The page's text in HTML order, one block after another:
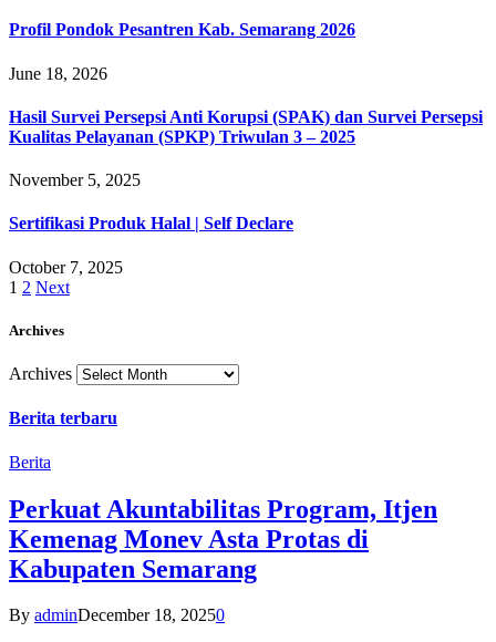
Profil Pondok Pesantren Kab. Semarang 2026
June 18, 2026
Hasil Survei Persepsi Anti Korupsi (SPAK) dan Survei Persepsi
Kualitas Pelayanan (SPKP) Triwulan 3 – 2025
November 5, 2025
Sertifikasi Produk Halal | Self Declare
October 7, 2025
1 2 Next
Archives
Archives
Berita terbaru
Berita
Perkuat Akuntabilitas Program, Itjen
Kemenag Monev Asta Protas di
Kabupaten Semarang
By adminDecember 18, 20250